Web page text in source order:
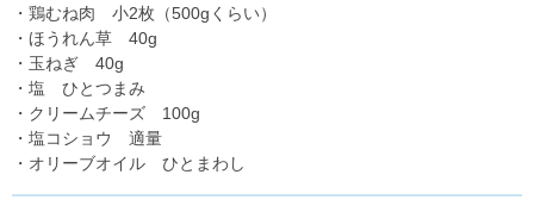
・鶏むね肉 小2枚（500gくらい）
・ほうれん草 40g
・玉ねぎ 40g
・塩 ひとつまみ
・クリームチーズ 100g
・塩コショウ 適量
・オリーブオイル ひとまわし